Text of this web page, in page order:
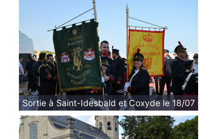
Sortie à Saint-Idesbald et Coxyde le 18/07